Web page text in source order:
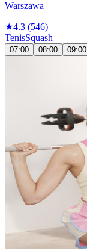
Warszawa
★4.3 (546)
TenisSquash
07:00 08:00 09:00